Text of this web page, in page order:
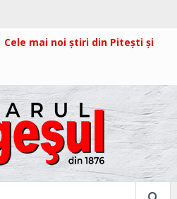
Cele mai noi știri din Pitești și